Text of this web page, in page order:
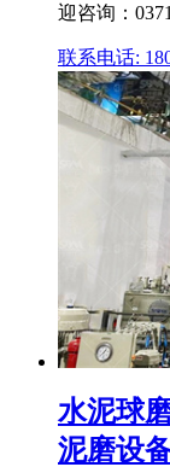
迎咨询：
联系电话:
水泥球
泥磨设